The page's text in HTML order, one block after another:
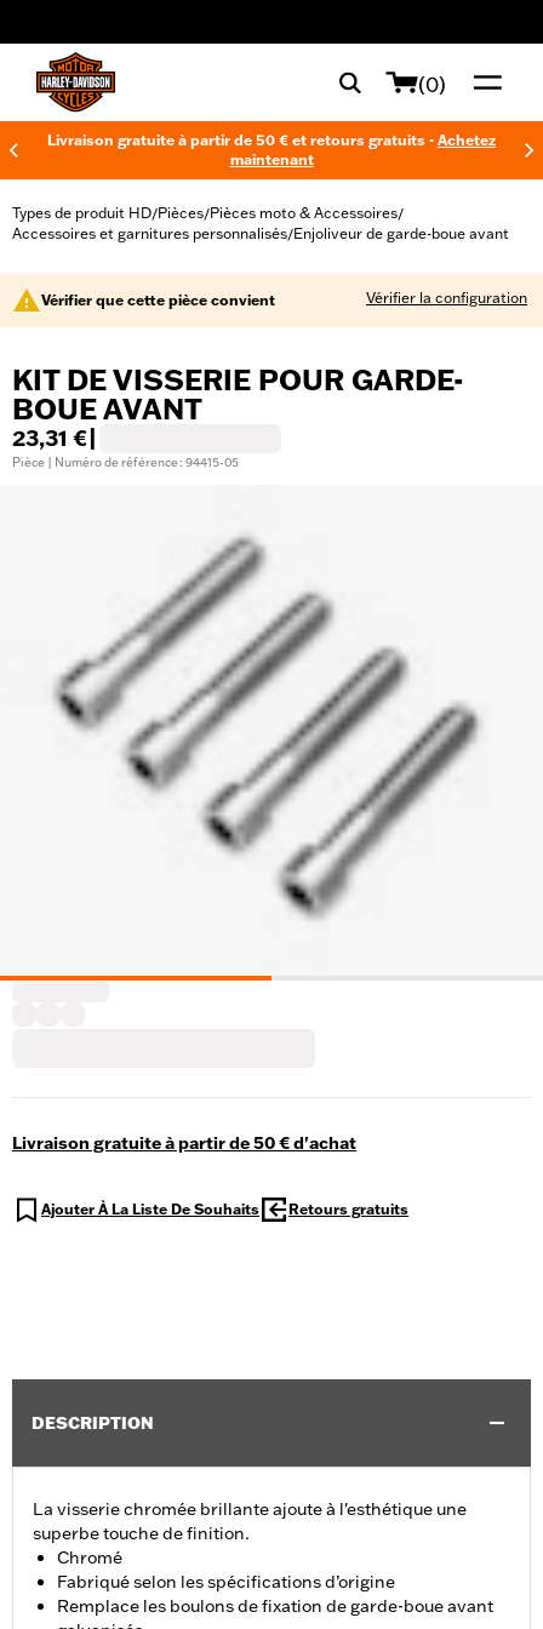
(0)
Livraison gratuite à partir de 50 € et retours gratuits - Achetez
maintenant
Types de produit HD/Pièces/Pièces moto & Accessoires/
Accessoires et garnitures personnalisés/Enjoliveur de garde-boue avant
Vérifier que cette pièce convient Vérifier la configuration
KIT DE VISSERIE POUR GARDE-
BOUE AVANT
23,31 €
Pièce | Numéro de référence : 94415-05
Livraison gratuite à partir de 50 € d'achat
Ajouter À La Liste De Souhaits Retours gratuits
DESCRIPTION
La visserie chromée brillante ajoute à l'esthétique une
superbe touche de finition.
Chromé
Fabriqué selon les spécifications d’origine
Remplace les boulons de fixation de garde-boue avant